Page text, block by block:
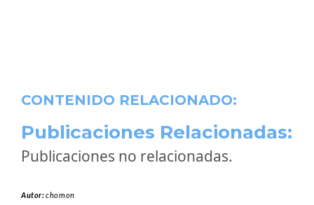
CONTENIDO RELACIONADO:
Publicaciones Relacionadas:
Publicaciones no relacionadas.
Autor:chomon